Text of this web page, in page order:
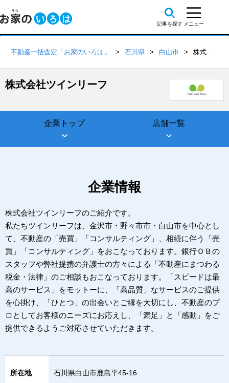
不動産一括査定「お家のいろは」 石川県 白山市 株式会社ツインリーフ
株式会社ツインリーフ
企業トップ 店舗一覧
企業情報
株式会社ツインリーフのご紹介です。
私たちツインリーフは、金沢市・野々市市・白山市を中心とし
て、不動産の「売買」「コンサルティング」、相続に伴う「売
買」「コンサルティング」をおこなっております。銀行ＯＢの
スタッフや弊社提携の弁護士の方々による「不動産にまつわる
税金・法律」のご相談もおこなっております。「スピードは最
高のサービス」をモットーに、「高品質」なサービスのご提供
を心掛け、「ひとつ」の出会いとご縁を大切にし、不動産のプ
ロとしてお客様のニーズにお応えし、「満足」と「感動」をご
提供できるようご対応させていただきます。
所在地 石川県白山市鹿島平45-16